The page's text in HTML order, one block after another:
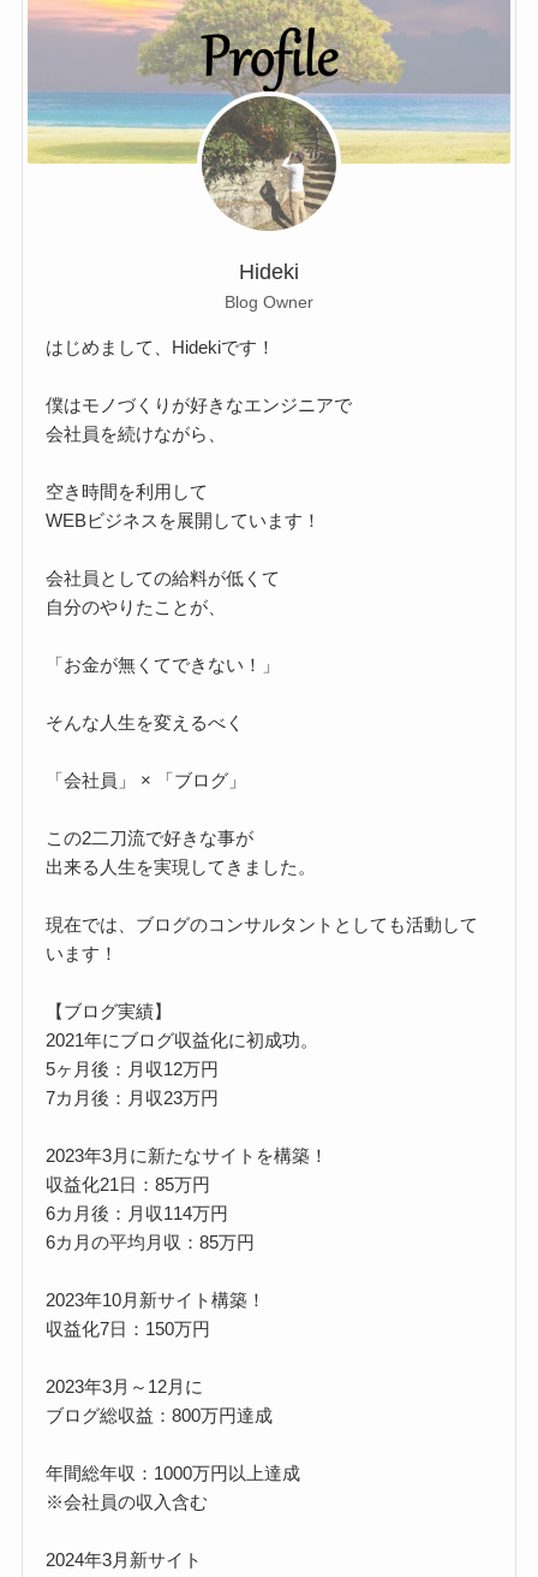
Hideki
Blog Owner
はじめまして、Hidekiです！
僕はモノづくりが好きなエンジニアで
会社員を続けながら、
空き時間を利用して
WEBビジネスを展開しています！
会社員としての給料が低くて
自分のやりたことが、
「お金が無くてできない！」
そんな人生を変えるべく
「会社員」 × 「ブログ」
この2二刀流で好きな事が
出来る人生を実現してきました。
現在では、ブログのコンサルタントとしても活動して
います！
【ブログ実績】
2021年にブログ収益化に初成功。
5ヶ月後：月収12万円
7カ月後：月収23万円
2023年3月に新たなサイトを構築！
収益化21日：85万円
6カ月後：月収114万円
6カ月の平均月収：85万円
2023年10月新サイト構築！
収益化7日：150万円
2023年3月～12月に
ブログ総収益：800万円達成
年間総年収：1000万円以上達成
※会社員の収入含む
2024年3月新サイト